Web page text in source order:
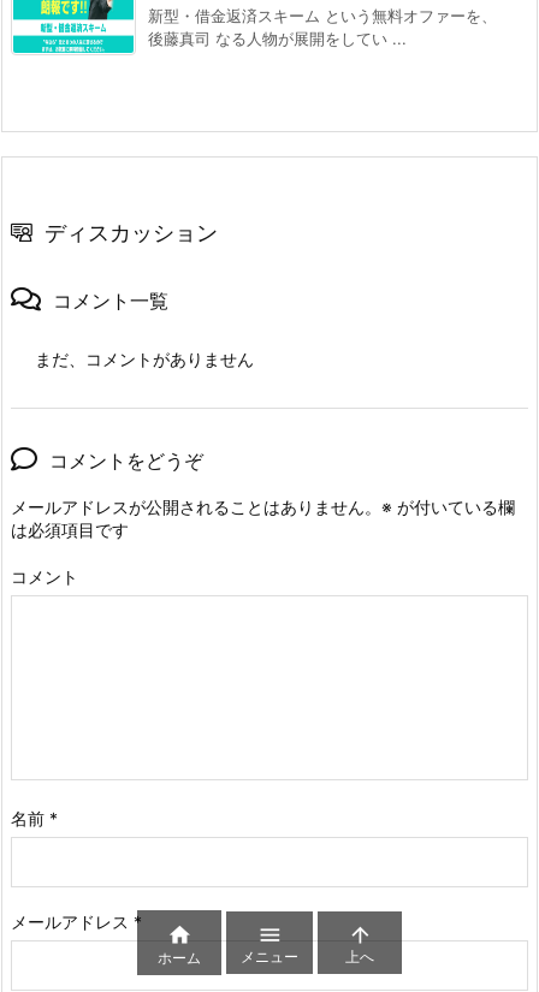
新型・借金返済スキーム という無料オファーを、
後藤真司 なる人物が展開をしてい ...
ディスカッション
コメント一覧
まだ、コメントがありません
コメントをどうぞ
メールアドレスが公開されることはありません。 ※ が付いている欄
は必須項目です
コメント
名前 *
メールアドレス *

ホーム

メニュー

上へ